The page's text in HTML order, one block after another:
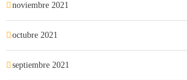
noviembre 2021
octubre 2021
septiembre 2021